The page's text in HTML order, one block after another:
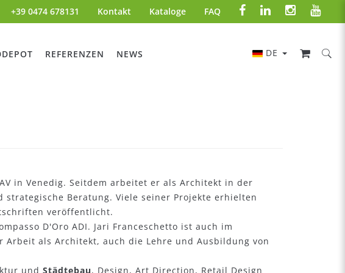
+39 0474 678131 Kontakt Kataloge FAQ
REFERENZEN NEWS DE
in Venedig. Seitdem arbeitet er als Architekt in der
Beratung. Viele seiner Projekte erhielten
veröffentlicht.
D'Oro ADI. Jari Franceschetto ist auch im
als Architekt, auch die Lehre und Ausbildung von
und Städtebau, Design, Art Direction, Retail Design